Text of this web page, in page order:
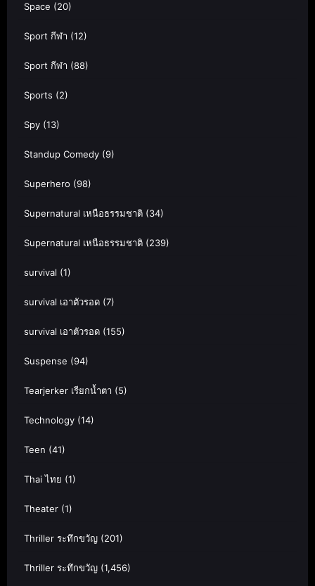
Space (20)
Sport กีฬา (12)
Sport กีฬา (88)
Sports (2)
Spy (13)
Standup Comedy (9)
Superhero (98)
Supernatural เหนือธรรมชาติ (34)
Supernatural เหนือธรรมชาติ (239)
survival (1)
survival เอาตัวรอด (7)
survival เอาตัวรอด (155)
Suspense (94)
Tearjerker เรียกน้ำตา (5)
Technology (14)
Teen (41)
Thai ไทย (1)
Theater (1)
Thriller ระทึกขวัญ (201)
Thriller ระทึกขวัญ (1,456)